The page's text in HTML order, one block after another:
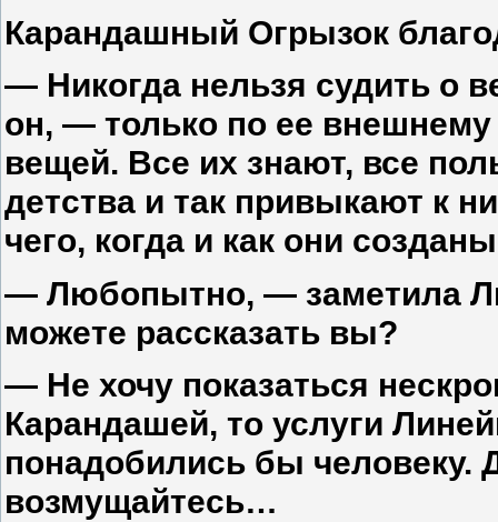
Карандашный Огрызок
— Никогда нельзя судить о
он, — только по ее
вещей. Все их знают, все
детства и так привыкают к
чего, когда и как они
— Любопытно, — заметила
можете рассказать вы?
— Не хочу показаться
Карандашей, то услуги
понадобились бы человеку.
возмущайтесь…